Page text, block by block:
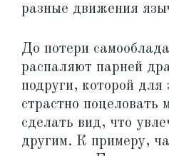
разные движения
До потери
распаляют парней
подруги, которой для
страстно
сделать вид, что
другим. К примеру,